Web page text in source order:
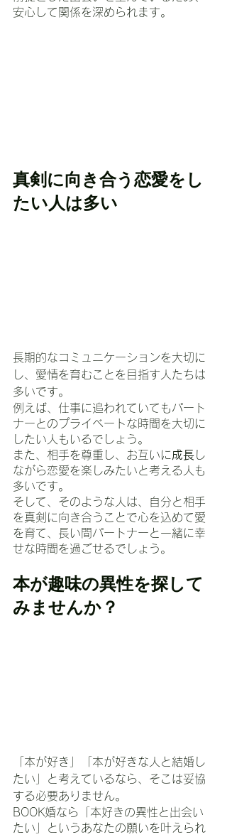
安心して関係を深められます。
真剣に向き合う恋愛をし
たい人は多い
長期的なコミュニケーションを大切に
し、愛情を育むことを目指す人たちは
多いです。
例えば、仕事に追われていてもパート
ナーとのプライベートな時間を大切に
したい人もいるでしょう。
また、相手を尊重し、お互いに成長し
ながら恋愛を楽しみたいと考える人も
多いです。
そして、そのような人は、自分と相手
を真剣に向き合うことで心を込めて愛
を育て、長い間パートナーと一緒に幸
せな時間を過ごせるでしょう。
本が趣味の異性を探して
みませんか？
「本が好き」「本が好きな人と結婚し
たい」と考えているなら、そこは妥協
する必要ありません。
BOOK婚なら「本好きの異性と出会い
たい」というあなたの願いを叶えられ